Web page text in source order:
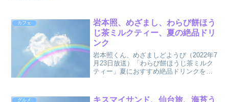
カフェ
岩本照、めざまし、わらび餅ほう
じ茶ミルクティー、夏の絶品ドリ
ンク
岩本照くん、めざましどようび（2022年7
月23日放送）「わらび餅ほうじ茶ミルク
ティー」夏におすすめ絶品ドリンクをま
グルメ キスマイサンド、仙台旅、海苔う